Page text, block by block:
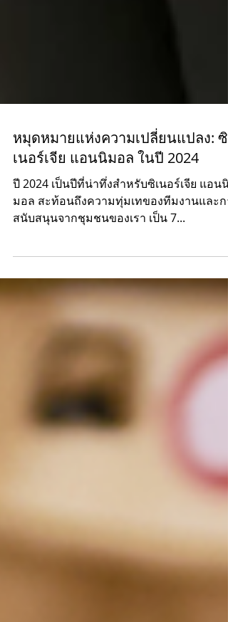
หมุดหมายแห่งความเปลี่ยนแปลง: ซิ
ปี 2024 เป็นปีที่น่าทึ่งสำหรับซิเนอร์เจีย แอนนิ
มอล สะท้อนถึงความทุ่มเทของทีมงานและกา
สนับสนุนจากชุมชนของเรา เป็น 7...